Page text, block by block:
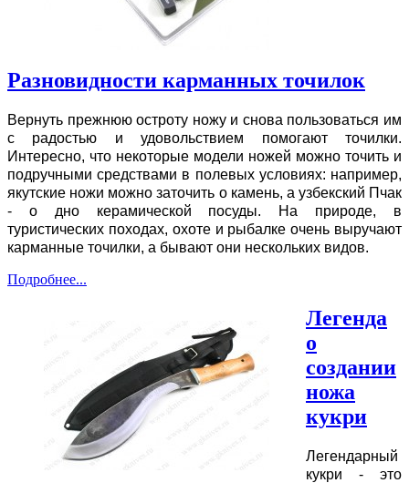
Разновидности карманных точилок
Вернуть прежнюю остроту ножу и снова пользоваться им
с радостью и удовольствием помогают точилки.
Интересно, что некоторые модели ножей можно точить и
подручными средствами в полевых условиях: например,
якутские ножи можно заточить о камень, а узбекский Пчак
- о дно керамической посуды. На природе, в
туристических походах, охоте и рыбалке очень выручают
карманные точилки, а бывают они нескольких видов.
Подробнее...
Легенда
о
создании
ножа
кукри
Легендарный
кукри - это